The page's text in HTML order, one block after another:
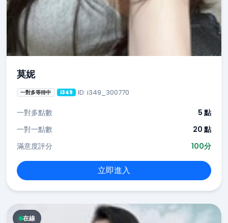
莫妮
一對多等待中 i349 ID: i349_300770
一對多點數
5 點
一對一點數
20 點
滿意度評分
100分
立即進入
在線